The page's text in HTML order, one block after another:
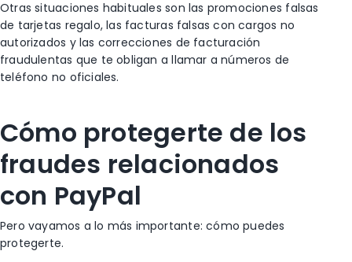
Otras situaciones habituales son las promociones falsas
de tarjetas regalo, las facturas falsas con cargos no
autorizados y las correcciones de facturación
fraudulentas que te obligan a llamar a números de
teléfono no oficiales.
Cómo protegerte de los
fraudes relacionados
con PayPal
Pero vayamos a lo más importante: cómo puedes
protegerte.